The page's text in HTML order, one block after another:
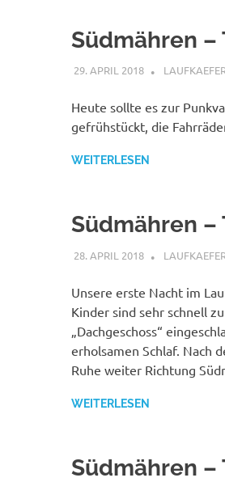
Südmähren –
29. APRIL 2018
Heute sollte es zur
gefrühstückt, die
WEITERLESEN
Südmähren –
28. APRIL 2018
Unsere erste Nacht im
Kinder sind sehr schnell
„Dachgeschoss“
erholsamen Schlaf. Nach
Ruhe weiter Richtung
WEITERLESEN
Südmähren –